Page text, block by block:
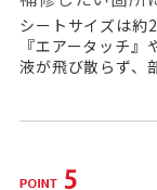
シートサイズは約
『エアータッチ
液が飛び散らず、